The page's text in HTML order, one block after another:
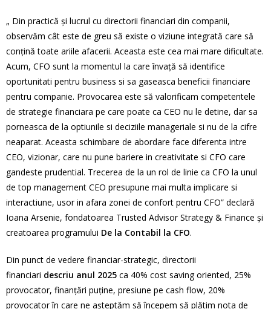
„ Din practică şi lucrul cu directorii financiari din companii,
observăm cât este de greu să existe o viziune integrată care să
conţină toate ariile afacerii. Aceasta este cea mai mare dificultate.
Acum, CFO sunt la momentul la care învaţă să identifice
oportunitati pentru business si sa gaseasca beneficii financiare
pentru companie. Provocarea este să valorificam competentele
de strategie financiara pe care poate ca CEO nu le detine, dar sa
porneasca de la optiunile si deciziile manageriale si nu de la cifre
neaparat. Aceasta schimbare de abordare face diferenta intre
CEO, vizionar, care nu pune bariere in creativitate si CFO care
gandeste prudential. Trecerea de la un rol de linie ca CFO la unul
de top management CEO presupune mai multa implicare si
interactiune, usor in afara zonei de confort pentru CFO” declară
Ioana Arsenie, fondatoarea Trusted Advisor Strategy & Finance şi
creatoarea programului De la Contabil la CFO.
Din punct de vedere financiar-strategic, directorii
financiari descriu anul 2025 ca 40% cost saving oriented, 25%
provocator, finanţări puţine, presiune pe cash flow, 20%
provocator în care ne aşteptăm să începem să plătim nota de